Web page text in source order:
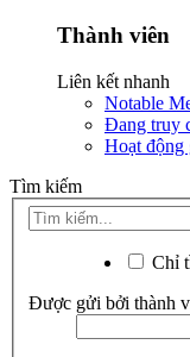
Thành viên
Liên kết nhanh
Notable
Đang truy
Hoạt động
Tìm kiếm
Chỉ
Được gửi bởi thành